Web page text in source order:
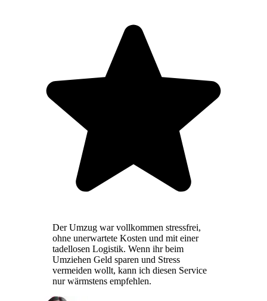
Der Umzug war vollkommen stressfrei,
ohne unerwartete Kosten und mit einer
tadellosen Logistik. Wenn ihr beim
Umziehen Geld sparen und Stress
vermeiden wollt, kann ich diesen Service
nur wärmstens empfehlen.